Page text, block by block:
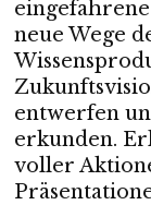
neue Wege
entwerfen
erkunden.
voller